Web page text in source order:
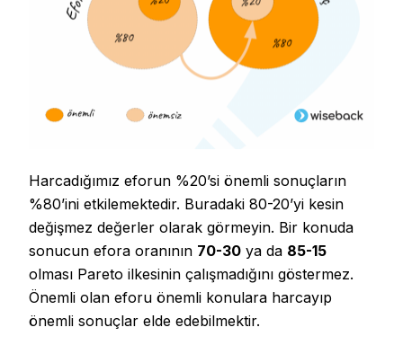
Harcadığımız eforun %20’si önemli sonuçların
%80’ini etkilemektedir. Buradaki 80-20’yi kesin
değişmez değerler olarak görmeyin. Bir konuda
sonucun efora oranının 70-30 ya da 85-15
olması Pareto ilkesinin çalışmadığını göstermez.
Önemli olan eforu önemli konulara harcayıp
önemli sonuçlar elde edebilmektir.